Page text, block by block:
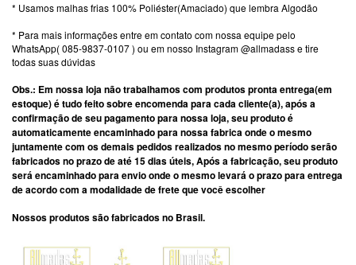
* Usamos malhas frias 100% Poliéster(Amaciado) que lembra Algodão
* Para mais informações entre em contato com nossa equipe pelo
WhatsApp( 085-9837-0107 ) ou em nosso Instagram @allmadass e tire
todas suas dúvidas
Obs.: Em nossa loja não trabalhamos com produtos pronta entrega(em
estoque) é tudo feito sobre encomenda para cada cliente(a), após a
confirmação de seu pagamento para nossa loja, seu produto é
automaticamente encaminhado para nossa fabrica onde o mesmo
juntamente com os demais pedidos realizados no mesmo período serão
fabricados no prazo de até 15 dias úteis, Após a fabricação, seu produto
será encaminhado para envio onde o mesmo levará o prazo para entrega
de acordo com a modalidade de frete que você escolher
Nossos produtos são fabricados no Brasil.